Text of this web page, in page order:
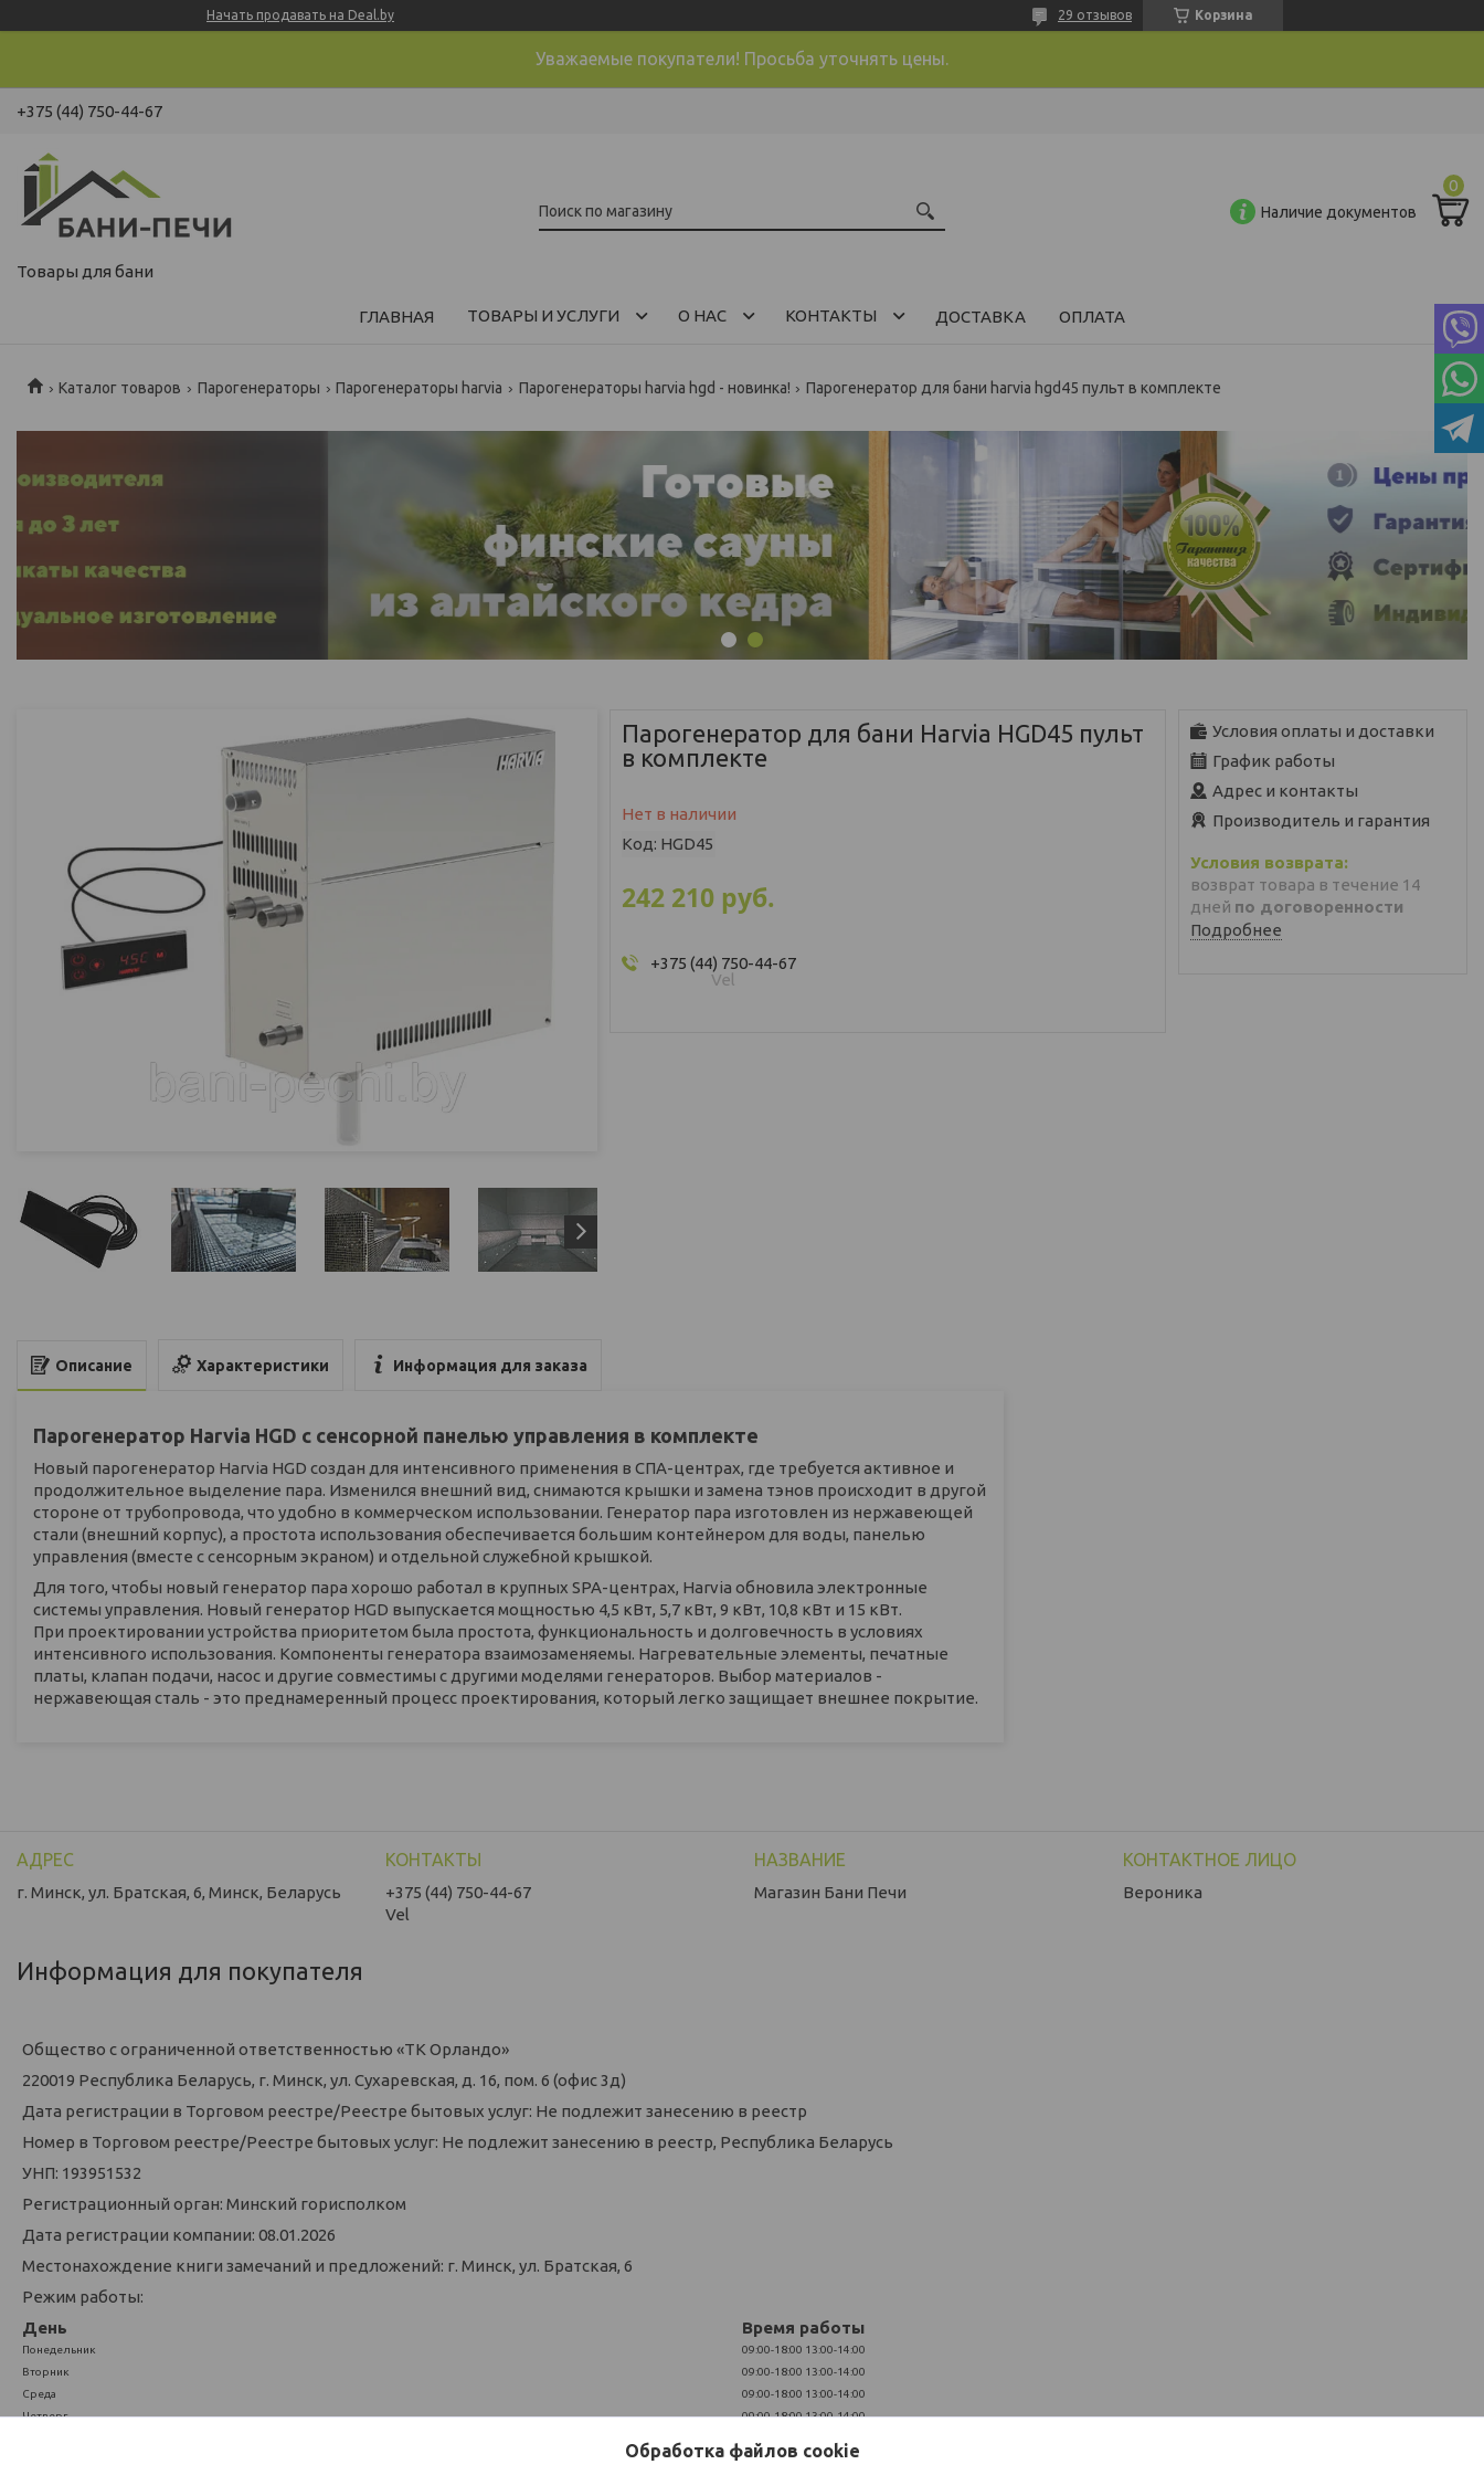
Начать продавать на Deal.by Корзина
29 отзывов
Уважаемые покупатели! Просьба уточнять цены.
+375 (44) 750-44-67
Товары для бани
Наличие документов
ГЛАВНАЯ ТОВАРЫ И УСЛУГИ О НАС КОНТАКТЫ ДОСТАВКА ОПЛАТА
Каталог товаров Парогенераторы Парогенераторы harvia Парогенераторы harvia hgd - новинка! Парогенератор для бани harvia hgd45 пульт в комплекте
Парогенератор для бани Harvia HGD45 пульт
в комплекте
Нет в наличии
Код: HGD45
242 210 руб.
+375 (44) 750-44-67
Vel
Условия оплаты и доставки
График работы
Адрес и контакты
Производитель и гарантия
возврат товара в течение 14
дней по договоренности
Подробнее
Описание Характеристики Информация для заказа
Парогенератор Harvia HGD с сенсорной панелью управления в комплекте
Новый парогенератор Harvia HGD создан для интенсивного применения в СПА-центрах, где требуется активное и
продолжительное выделение пара. Изменился внешний вид, снимаются крышки и замена тэнов происходит в другой
стороне от трубопровода, что удобно в коммерческом использовании. Генератор пара изготовлен из нержавеющей
стали (внешний корпус), а простота использования обеспечивается большим контейнером для воды, панелью
управления (вместе с сенсорным экраном) и отдельной служебной крышкой.
Для того, чтобы новый генератор пара хорошо работал в крупных SPA-центрах, Harvia обновила электронные
системы управления. Новый генератор HGD выпускается мощностью 4,5 кВт, 5,7 кВт, 9 кВт, 10,8 кВт и 15 кВт.
При проектировании устройства приоритетом была простота, функциональность и долговечность в условиях
интенсивного использования. Компоненты генератора взаимозаменяемы. Нагревательные элементы, печатные
платы, клапан подачи, насос и другие совместимы с другими моделями генераторов. Выбор материалов -
нержавеющая сталь - это преднамеренный процесс проектирования, который легко защищает внешнее покрытие.
г. Минск, ул. Братская, 6, Минск, Беларусь
+375 (44) 750-44-67
Vel
Магазин Бани Печи Вероника
Информация для покупателя
Общество с ограниченной ответственностью «ТК Орландо»
220019 Республика Беларусь, г. Минск, ул. Сухаревская, д. 16, пом. 6 (офис 3д)
Дата регистрации в Торговом реестре/Реестре бытовых услуг: Не подлежит занесению в реестр
Номер в Торговом реестре/Реестре бытовых услуг: Не подлежит занесению в реестр, Республика Беларусь
УНП: 193951532
Регистрационный орган: Минский горисполком
Дата регистрации компании: 08.01.2026
Местонахождение книги замечаний и предложений: г. Минск, ул. Братская, 6
Режим работы:
День
Время работы
Понедельник 09:00-18:00 13:00-14:00
Вторник
09:00-18:00 13:00-14:00
Среда
09:00-18:00 13:00-14:00
Четверг
09:00-18:0013:00-14:00
Выходной
Обработка файлов cookie